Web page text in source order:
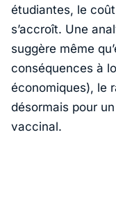
étudiantes, le
s’accroît. Une
suggère même
conséquences à
économiques), le
désormais pour
vaccinal.